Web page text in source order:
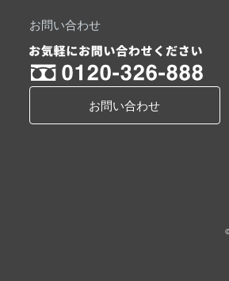
お問い合わせ
お問い合わせ